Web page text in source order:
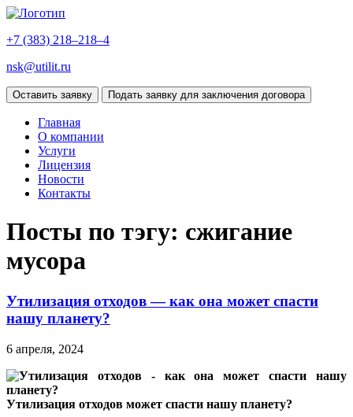
+7 (383) 218–218–4
nsk@utilit.ru
Оставить заявку Подать заявку для заключения договора
Главная
О компании
Услуги
Лицензия
Новости
Контакты
Посты по тэгу: сжигание
мусора
Утилизация отходов — как она может спасти
нашу планету?
6 апреля, 2024
Утилизация отходов может спасти нашу планету?